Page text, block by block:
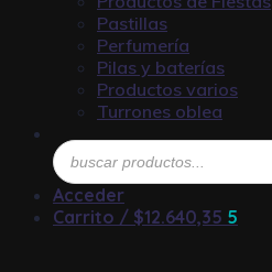
Pastillas
Perfumería
Pilas y baterías
Productos varios
Turrones oblea
Búsqueda
de
productos
Acceder
Carrito / $12.640,35 5